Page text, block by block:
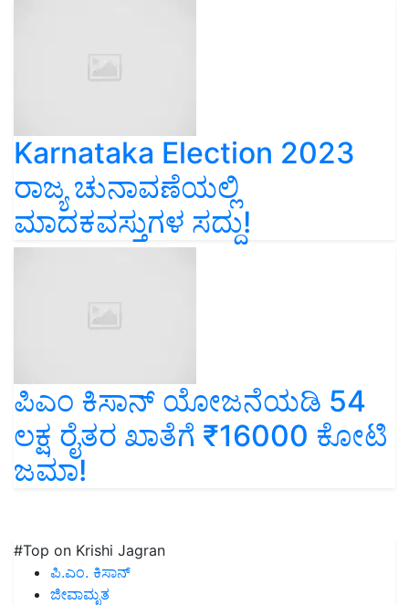
Karnataka Election 2023
ರಾಜ್ಯ ಚುನಾವಣೆಯಲ್ಲಿ
ಮಾದಕವಸ್ತುಗಳ ಸದ್ದು!
ಪಿಎಂ ಕಿಸಾನ್‌ ಯೋಜನೆಯಡಿ 54
ಲಕ್ಷ ರೈತರ ಖಾತೆಗೆ ₹16000 ಕೋಟಿ
ಜಮಾ!
#Top on Krishi Jagran
ಪಿ.ಎಂ. ಕಿಸಾನ್
ಜೀವಾಮೃತ